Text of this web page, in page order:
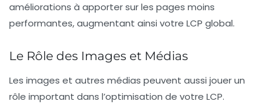
améliorations à apporter sur les pages moins
performantes, augmentant ainsi votre LCP global.
Le Rôle des Images et Médias
Les images et autres médias peuvent aussi jouer un
rôle important dans l’optimisation de votre LCP.